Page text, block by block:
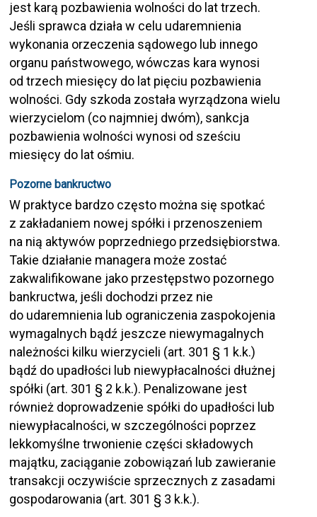
jest karą pozbawienia wolności do lat trzech.
Jeśli sprawca działa w celu udaremnienia
wykonania orzeczenia sądowego lub innego
organu państwowego, wówczas kara wynosi
od trzech miesięcy do lat pięciu pozbawienia
wolności. Gdy szkoda została wyrządzona wielu
wierzycielom (co najmniej dwóm), sankcja
pozbawienia wolności wynosi od sześciu
miesięcy do lat ośmiu.
Pozorne bankructwo
W praktyce bardzo często można się spotkać
z zakładaniem nowej spółki i przenoszeniem
na nią aktywów poprzedniego przedsiębiorstwa.
Takie działanie managera może zostać
zakwalifikowane jako przestępstwo pozornego
bankructwa, jeśli dochodzi przez nie
do udaremnienia lub ograniczenia zaspokojenia
wymagalnych bądź jeszcze niewymagalnych
należności kilku wierzycieli (art. 301 § 1 k.k.)
bądź do upadłości lub niewypłacalności dłużnej
spółki (art. 301 § 2 k.k.). Penalizowane jest
również doprowadzenie spółki do upadłości lub
niewypłacalności, w szczególności poprzez
lekkomyślne trwonienie części składowych
majątku, zaciąganie zobowiązań lub zawieranie
transakcji oczywiście sprzecznych z zasadami
gospodarowania (art. 301 § 3 k.k.).